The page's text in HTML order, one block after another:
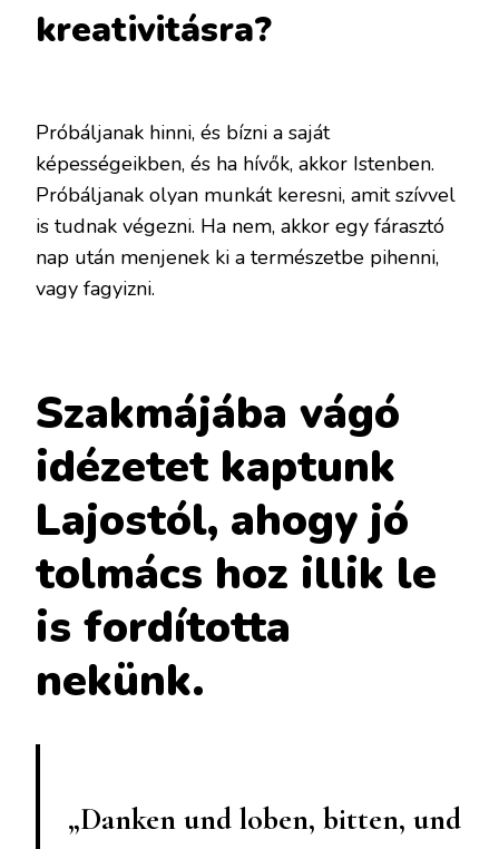
kreativitásra?
Próbáljanak hinni, és bízni a saját
képességeikben, és ha hívők, akkor Istenben.
Próbáljanak olyan munkát keresni, amit szívvel
is tudnak végezni. Ha nem, akkor egy fárasztó
nap után menjenek ki a természetbe pihenni,
vagy fagyizni.
Szakmájába vágó
idézetet kaptunk
Lajostól, ahogy jó
tolmács hoz illik le
is fordította
nekünk.
„Danken und loben, bitten, und